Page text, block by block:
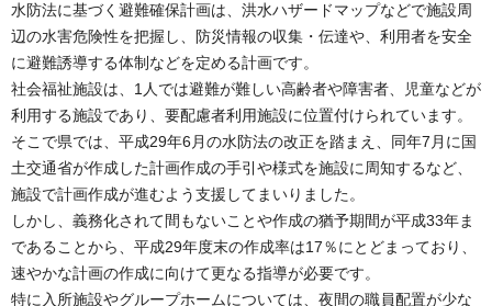
水防法に基づく避難確保計画は、洪水ハザードマップなどで施設周
辺の水害危険性を把握し、防災情報の収集・伝達や、利用者を安全
に避難誘導する体制などを定める計画です。
社会福祉施設は、1人では避難が難しい高齢者や障害者、児童などが
利用する施設であり、要配慮者利用施設に位置付けられています。
そこで県では、平成29年6月の水防法の改正を踏まえ、同年7月に国
土交通省が作成した計画作成の手引や様式を施設に周知するなど、
施設で計画作成が進むよう支援してまいりました。
しかし、義務化されて間もないことや作成の猶予期間が平成33年ま
であることから、平成29年度末の作成率は17％にとどまっており、
速やかな計画の作成に向けて更なる指導が必要です。
特に入所施設やグループホームについては、夜間の職員配置が少な